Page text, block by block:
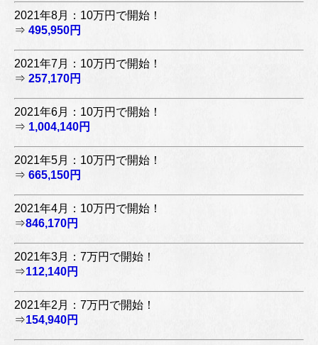
2021年8月：10万円で開始！
⇒ 495,950円
2021年7月：10万円で開始！
⇒ 257,170円
2021年6月：10万円で開始！
⇒ 1,004,140円
2021年5月：10万円で開始！
⇒ 665,150円
2021年4月：10万円で開始！
⇒846,170円
2021年3月：7万円で開始！
⇒112,140円
2021年2月：7万円で開始！
⇒154,940円